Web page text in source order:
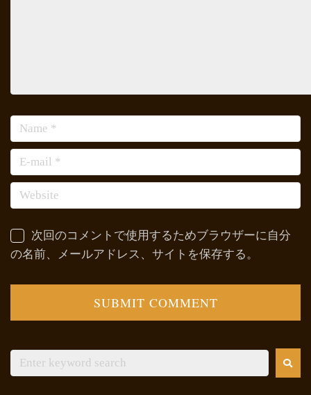
次回のコメントで使用するためブラウザーに自分
の名前、メールアドレス、サイトを保存する。